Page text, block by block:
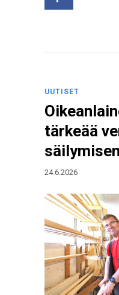
UUTISET
tärkeää
24.6.2026